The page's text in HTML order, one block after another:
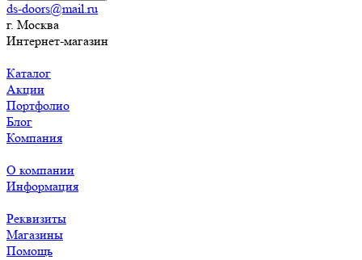
ds-doors@mail.ru
г. Москва
Интернет-магазин
Каталог
Акции
Портфолио
Блог
Компания
О компании
Информация
Реквизиты
Магазины
Помощь